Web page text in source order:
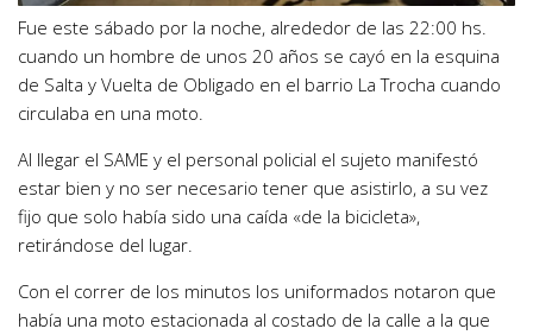
Fue este sábado por la noche, alrededor de las 22:00 hs.
cuando un hombre de unos 20 años se cayó en la esquina
de Salta y Vuelta de Obligado en el barrio La Trocha cuando
circulaba en una moto.
Al llegar el SAME y el personal policial el sujeto manifestó
estar bien y no ser necesario tener que asistirlo, a su vez
fijo que solo había sido una caída «de la bicicleta»,
retirándose del lugar.
Con el correr de los minutos los uniformados notaron que
había una moto estacionada al costado de la calle a la que